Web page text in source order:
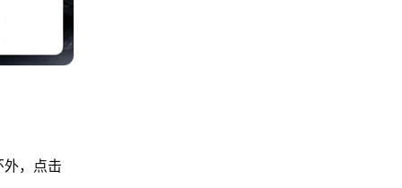
，点击